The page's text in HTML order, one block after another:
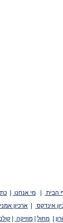
הבית מי אנחנו
אינדקס
ארכיון
|מחול |מוזיקה |